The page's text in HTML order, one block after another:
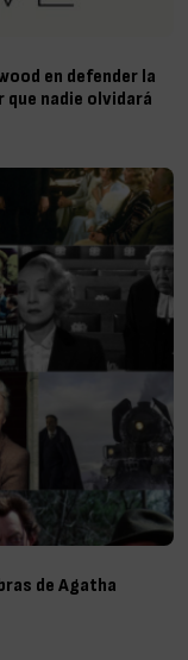
en defender la
que nadie olvidará
de Agatha